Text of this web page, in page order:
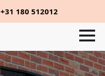
+31 180 512012